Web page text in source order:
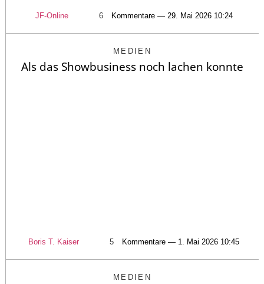
JF-Online 6 Kommentare — 29. Mai 2026 10:24
MEDIEN
Als das Showbusiness noch lachen konnte
Boris T. Kaiser 5 Kommentare — 1. Mai 2026 10:45
MEDIEN